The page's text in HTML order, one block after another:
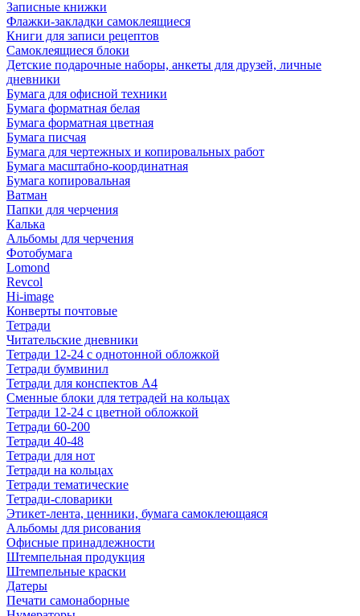
Записные книжки
Флажки-закладки самоклеящиеся
Книги для записи рецептов
Самоклеящиеся блоки
Детские подарочные наборы, анкеты для друзей, личные
дневники
Бумага для офисной техники
Бумага форматная белая
Бумага форматная цветная
Бумага писчая
Бумага для чертежных и копировальных работ
Бумага масштабно-координатная
Бумага копировальная
Ватман
Папки для черчения
Калька
Альбомы для черчения
Фотобумага
Lomond
Revcol
Hi-image
Конверты почтовые
Тетради
Читательские дневники
Тетради 12-24 с однотонной обложкой
Тетради бумвинил
Тетради для конспектов А4
Сменные блоки для тетрадей на кольцах
Тетради 12-24 с цветной обложкой
Тетради 60-200
Тетради 40-48
Тетради для нот
Тетради на кольцах
Тетради тематические
Тетради-словарики
Этикет-лента, ценники, бумага самоклеющаяся
Альбомы для рисования
Офисные принадлежности
Штемпельная продукция
Штемпельные краски
Датеры
Печати самонаборные